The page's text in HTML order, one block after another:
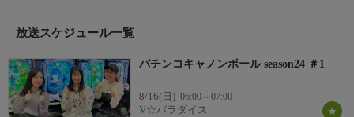
放送スケジュール一覧
パチンコキャノンボール season24 ＃1
8/16(日) 06:00～07:00
V☆パラダイス